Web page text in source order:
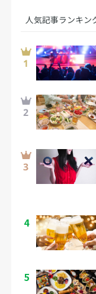
人気記事ランキン
4
5